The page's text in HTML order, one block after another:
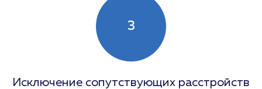
3
Исключение сопутствующих расстройств